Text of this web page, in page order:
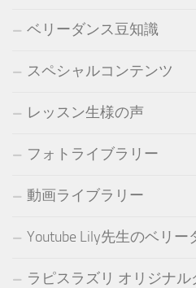
ベリーダンス豆知識
スペシャルコンテンツ
レッスン生様の声
フォトライブラリー
動画ライブラリー
Youtube Lily先生のベリ
ラピスラズリ オリジナ